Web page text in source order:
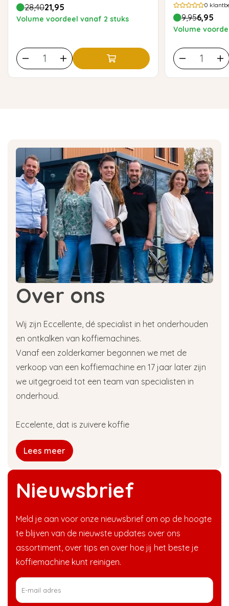
28,4021,95
Volume voordeel vanaf 2 stuks
0
9,956,95
Volume
Nieuwsbrief
Meld je aan voor onze nieuwsbrief om op de hoogte
te blijven van de nieuwste updates over ons
assortiment, over tips en over hoe jij het beste je
koffiemachine kunt reinigen.
Over ons
Wij zijn Eccellente, dé specialist in het onderhouden
en ontkalken van koffiemachines.
Vanaf een zolderkamer begonnen we met de
verkoop van een koffiemachine en 17 jaar later zijn
we uitgegroeid tot een team van specialisten in
onderhoud.
Eccelente, dat is zuivere koffie
Lees meer